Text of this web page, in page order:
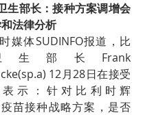
生部长：接种方案调增会
法律分析
媒体SUDINFO报道，比
部长Frank
12月28日在接受
表示：针对比利时辉
苗接种战略方案，是否